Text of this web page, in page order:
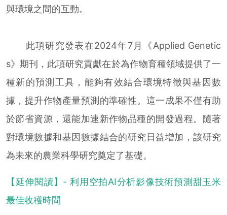
與環境之間的互動。
此項研究發表在2024年7月《Applied Genetic
s》期刊，此項研究貢獻在於為作物育種領域提供了一
種新的預測工具，能夠有效結合環境特徵與基因數
據，提升作物產量預測的準確性。這一成果不僅有助
於節省資源，還能加速新作物品種的開發過程。隨著
對環境數據和基因數據結合的研究日益增加，該研究
為未來的農業科學研究奠定了基礎。
【延伸閱讀】- 利用空拍AI分析影像技術預測甜玉米
最佳收穫時間